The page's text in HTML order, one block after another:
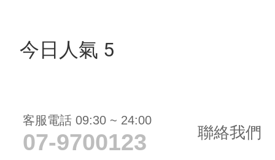
今日人氣 5
客服電話 09:30 ~ 24:00
07-9700123 聯絡我們